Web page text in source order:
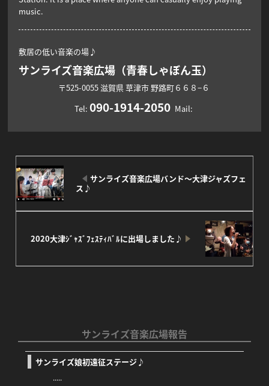
a
b
o
o
w n
music.
敷居の低い音楽の場♪
サンライズ音楽広場（青春しゃぼん玉）
〒525-0055 滋賀県草津市 野路町６６８−６
Tel: 090-1914-2050 Mail:
サンライズ音楽広場バンド～大津ジャズフェ
ス♪
2020大津ｼﾞｬｽﾞﾌｪｽﾃｨﾊﾞﾙに出場しました♪
サンライズ音楽広場報告
サンライズ娘初遠征ステージ♪
.....